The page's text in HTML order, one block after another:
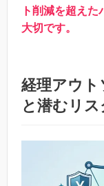
ト削減を超え
大切です。
経理アウト
と潜むリス